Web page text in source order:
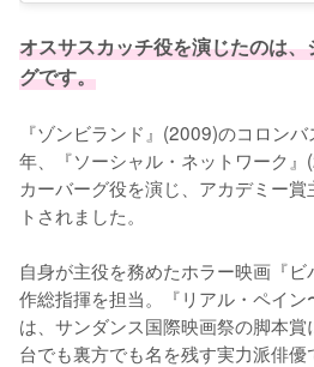
オスサスカッチ役を演じたのは
グです。
『ゾンビランド』(2009)のコロン
年、『ソーシャル・ネットワーク
カーバーグ役を演じ、アカデミー
トされました。
自身が主役を務めたホラー映画『
作総指揮を担当。『リアル・ペイ
は、サンダンス国際映画祭の脚本
台でも裏方でも名を残す実力派俳優